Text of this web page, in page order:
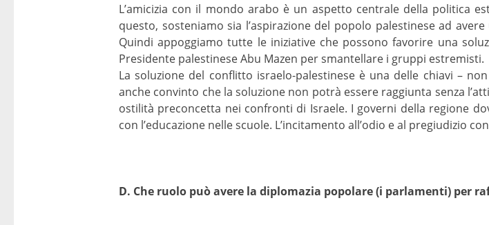
L’amicizia con il mondo arabo è un aspetto centrale della politica
questo, sosteniamo sia l’aspirazione del popolo palestinese ad
Quindi appoggiamo tutte le iniziative che possono favorire una
Presidente palestinese Abu Mazen per smantellare i gruppi estremisti.
La soluzione del conflitto israelo-palestinese è una delle chiavi –
anche convinto che la soluzione non potrà essere raggiunta senza
ostilità preconcetta nei confronti di Israele. I governi della regione
con l’educazione nelle scuole. L’incitamento all’odio e al pregiudizio
D. Che ruolo può avere la diplomazia popolare (i parlamenti) per